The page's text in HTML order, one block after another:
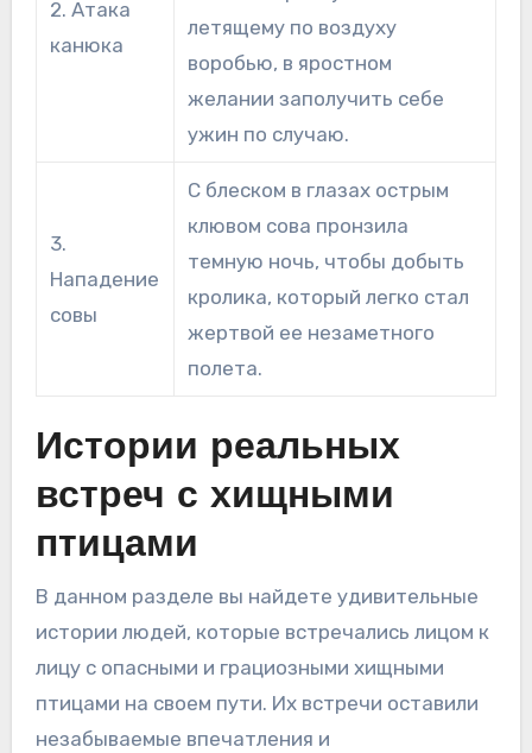
2. Атака
канюка
летящему по воздуху
воробью, в яростном
желании заполучить себе
ужин по случаю.
3.
Нападение
совы
С блеском в глазах острым
клювом сова пронзила
темную ночь, чтобы добыть
кролика, который легко стал
жертвой ее незаметного
полета.
Истории реальных
встреч с хищными
птицами
В данном разделе вы найдете удивительные
истории людей, которые встречались лицом к
лицу с опасными и грациозными хищными
птицами на своем пути. Их встречи оставили
незабываемые впечатления и